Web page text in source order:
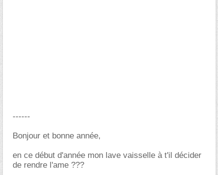
------
Bonjour et bonne année,
en ce début d'année mon lave vaisselle à t'il décider
de rendre l'ame ???